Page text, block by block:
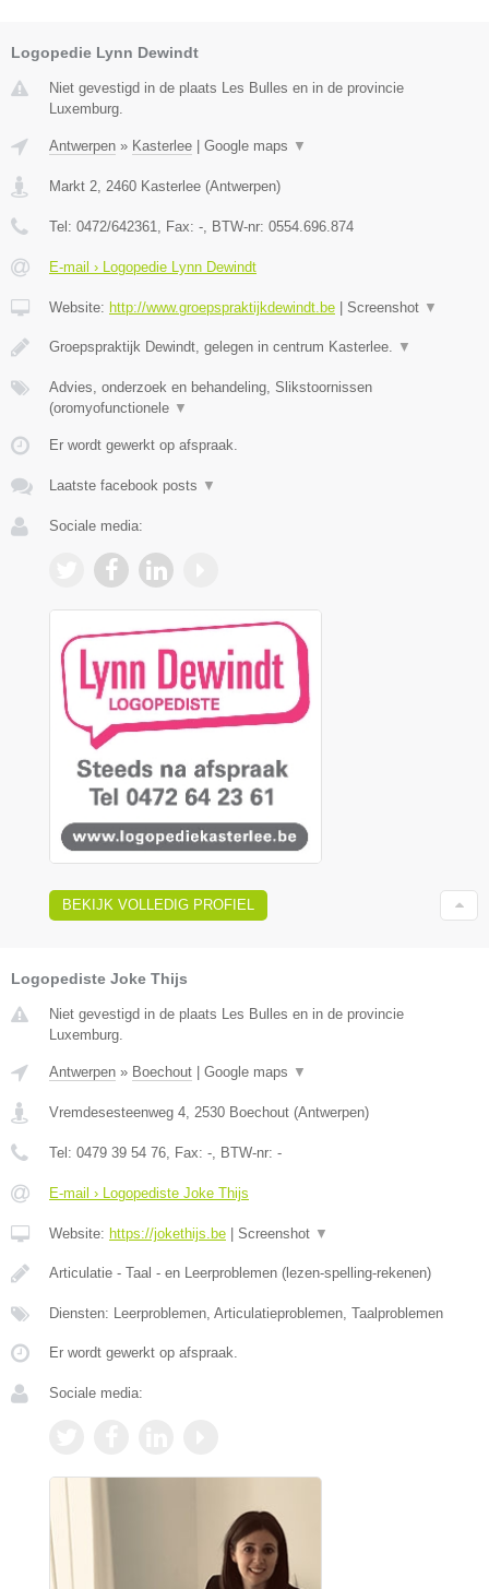
Logopedie Lynn Dewindt
Niet gevestigd in de plaats Les Bulles en in de provincie
Luxemburg.
Antwerpen » Kasterlee | Google maps ▼
Markt 2 2460 Kasterlee (Antwerpen)
Tel: 0472/642361 , Fax: - , BTW-nr: 0554.696.874
E-mail › Logopedie Lynn Dewindt
Website: http://www.groepspraktijkdewindt.be | Screenshot ▼
Groepspraktijk Dewindt, gelegen in centrum Kasterlee. ▼
Advies, onderzoek en behandeling, Slikstoornissen
(oromyofunctionele ▼
Er wordt gewerkt op afspraak.
Laatste facebook posts ▼
Sociale media:
BEKIJK VOLLEDIG PROFIEL
Logopediste Joke Thijs
Niet gevestigd in de plaats Les Bulles en in de provincie
Luxemburg.
Antwerpen » Boechout Google maps ▼
Vremdesesteenweg 4 2530 Boechout (Antwerpen)
Tel: 0479 39 54 76 , Fax: - , BTW-nr: -
E-mail › Logopediste Joke Thijs
Website: https://jokethijs.be Screenshot ▼
Articulatie - Taal - en Leerproblemen (lezen-spelling-rekenen)
Diensten: Leerproblemen, Articulatieproblemen, Taalproblemen
Er wordt gewerkt op afspraak.
Sociale media: